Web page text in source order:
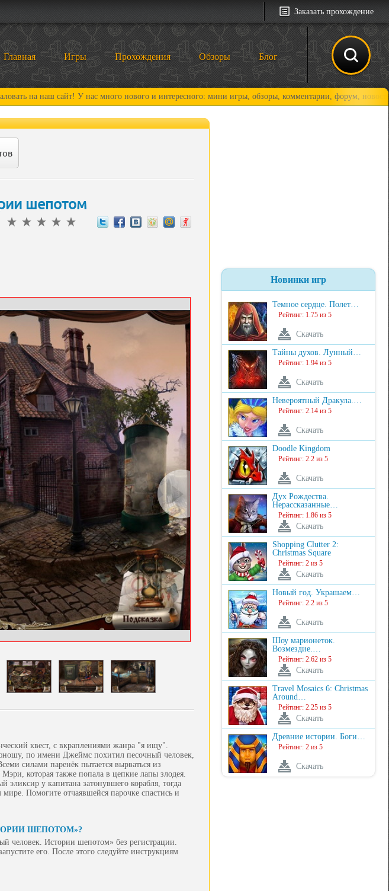
Заказать прохождение
Главная Игры Прохождения Обзоры Блог
наш сайт! У нас много нового и интересного: мини игры, обзоры, комментарии, форум, новости и,
шепотом
квест, с вкраплениями жанра "я ищу".
юношу, по имени Джеймс похитил песочный человек,
силами паренёк пытается вырваться из
которая также попала в цепкие лапы злодея.
эликсир у капитана затонувшего корабля, тогда
Помогите отчаявшейся парочке спастись и
ШЕПОТОМ»?
человек. Истории шепотом» без регистрации.
его. После этого следуйте инструкциям
Новинки игр
Темное сердце. Полет…
Рейтинг: 1.75 из 5
Скачать
Тайны духов. Лунный…
Рейтинг: 1.94 из 5
Скачать
Невероятный Дракула.…
Рейтинг: 2.14 из 5
Скачать
Doodle Kingdom
Рейтинг: 2.2 из 5
Скачать
Дух Рождества.
Нерассказанные…
Рейтинг: 1.86 из 5
Скачать
Shopping Clutter 2:
Christmas Square
Рейтинг: 2 из 5
Скачать
Новый год. Украшаем…
Рейтинг: 2.2 из 5
Скачать
Шоу марионеток.
Возмездие.…
Рейтинг: 2.62 из 5
Скачать
Travel Mosaics 6: Christmas
Around…
Рейтинг: 2.25 из 5
Скачать
Древние истории. Боги…
Рейтинг: 2 из 5
Скачать